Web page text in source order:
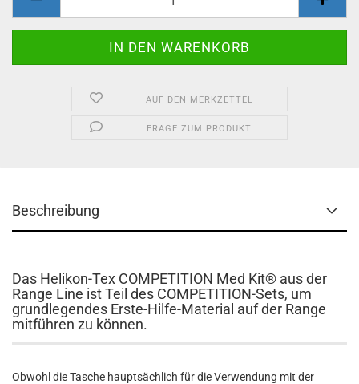
AUF DEN MERKZETTEL
FRAGE ZUM PRODUKT
Beschreibung
Das Helikon-Tex COMPETITION Med Kit® aus der
Range Line ist Teil des COMPETITION-Sets, um
grundlegendes Erste-Hilfe-Material auf der Range
mitführen zu können.
Obwohl die Tasche hauptsächlich für die Verwendung mit der